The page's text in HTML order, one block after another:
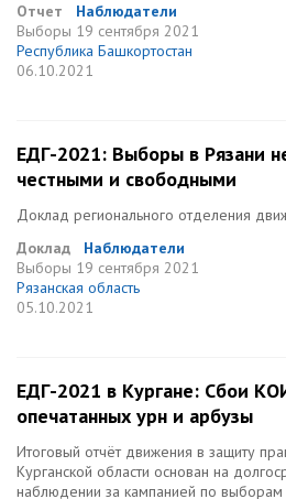
Отчет
Наблюдатели
Выборы 19 сентября 2021
Республика Башкортостан
06.10.2021
ЕДГ-2021: Выборы в Рязани
честными и свободными
Доклад регионального отделения
Доклад
Наблюдатели
Выборы 19 сентября 2021
Рязанская область
05.10.2021
ЕДГ-2021 в Кургане: Сбои
опечатанных урн и арбузы
Итоговый отчёт движения в защиту
Курганской области основан на
наблюдении за кампанией по